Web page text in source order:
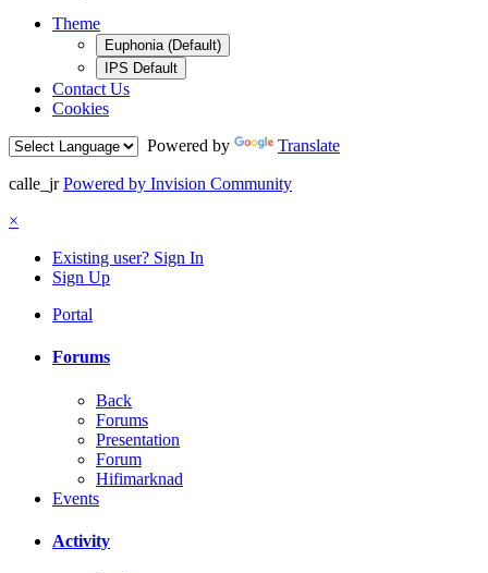
Theme
Euphonia (Default)
IPS Default
Contact Us
Cookies
Powered by
Translate
calle_jr Powered by Invision Community
×
Existing user? Sign In
Sign Up
Portal
Forums
Back
Forums
Presentation
Forum
Hifimarknad
Events
Activity